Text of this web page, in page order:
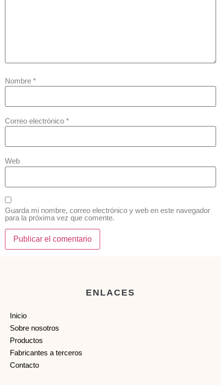
Nombre *
Correo electrónico *
Web
Guarda mi nombre, correo electrónico y web en este navegador
para la próxima vez que comente.
ENLACES
Inicio
Sobre nosotros
Productos
Fabricantes a terceros
Contacto